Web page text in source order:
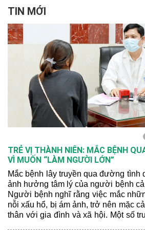
TIN MỚI
TRẺ VỊ THÀNH NIÊN: MẮC BỆNH
VÌ MUỐN “LÀM NGƯỜI LỚN”
Mắc bệnh lây truyền qua đường tình
ảnh hưởng tâm lý của người bệnh
Người bệnh nghĩ rằng việc mắc
nỗi xấu hổ, bị ám ảnh, trở nên mặc
thân với gia đình và xã hội. Một số